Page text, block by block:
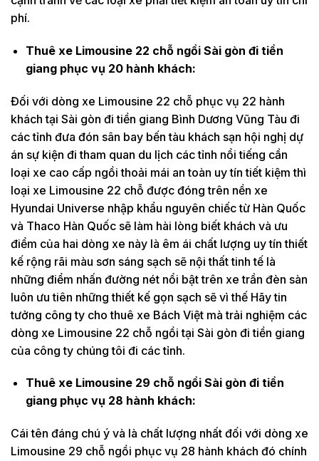
phí.
Thuê xe Limousine 22 chỗ ngồi Sài gòn đi tiền
giang phục vụ 20 hành khách:
Đối với dòng xe Limousine 22 chỗ phục vụ 22 hành
khách tại Sài gòn đi tiền giang Bình Dương Vũng Tàu đi
các tỉnh đưa đón sân bay bến tàu khách sạn hội nghị dự
án sự kiện đi tham quan du lịch các tỉnh nổi tiếng cần
loại xe cao cấp ngồi thoải mái an toàn uy tín tiết kiệm thì
loại xe Limousine 22 chỗ được đóng trên nền xe
Hyundai Universe nhập khẩu nguyên chiếc từ Hàn Quốc
và Thaco Hàn Quốc sẽ làm hài lòng biết khách và ưu
điểm của hai dòng xe này là êm ái chất lượng uy tín thiết
kế rộng rãi màu sơn sáng sạch sẽ nội thất tinh tế là
những điểm nhấn đường nét nổi bật trên xe trần đèn sàn
luôn ưu tiên những thiết kế gọn sạch sẽ vì thế Hãy tin
tưởng công ty cho thuê xe Bách Việt mà trải nghiệm các
dòng xe Limousine 22 chỗ ngồi tại Sài gòn đi tiền giang
của công ty chúng tôi đi các tỉnh.
Thuê xe Limousine 29 chỗ ngồi Sài gòn đi tiền
giang phục vụ 28 hành khách:
Cái tên đáng chú ý và là chất lượng nhất đối với dòng xe
Limousine 29 chỗ ngồi phục vụ 28 hành khách đó chính